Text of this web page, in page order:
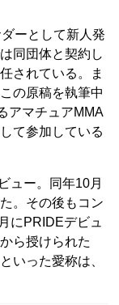
ーとして新人発
同団体と契約し
されている。ま
の原稿を執筆中
アマチュアMMA
て参加している
ュー。同年10月
。その後もコン
にPRIDEデビュ
ら授けられた
いった愛称は、